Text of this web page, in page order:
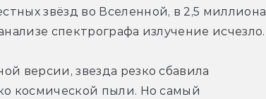
звёзд во Вселенной, в 2,5 миллиона
спектрографа излучение исчезло.
версии, звезда резко сбавила
космической пыли. Но самый